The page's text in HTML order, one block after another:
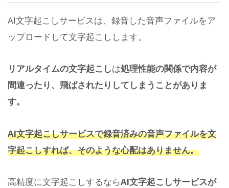
AI文字起こしサービスは、録音した音声ファイルをア
ップロードして文字起こしします。
リアルタイムの文字起こしは処理性能の関係で内容が
間違ったり、飛ばされたりしてしまうことがありま
す。
AI文字起こしサービスで録音済みの音声ファイルを文
字起こしすれば、そのような心配はありません。
高精度に文字起こしするならAI文字起こしサービスが